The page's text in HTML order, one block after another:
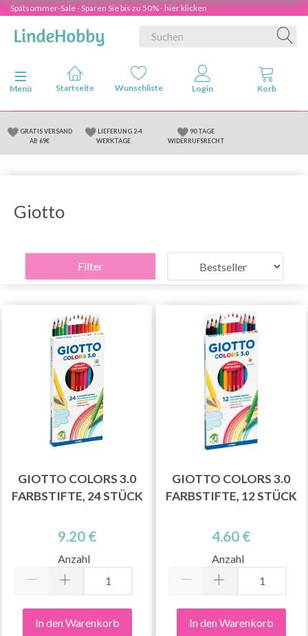
Spätsommer-Sale - Sparen Sie bis zu 50% - hier klicken
Anzeige ändern
Menü
GRATIS VERSAND
AB 69€
LIEFERUNG 2-4
WERKTAGE
90 TAGE
WIDERRUFSRECHT
Giotto
Filter
GIOTTO COLORS 3.0
FARBSTIFTE, 24 STÜCK
9.20 €
Anzahl
In den Warenkorb
GIOTTO COLORS 3.0
FARBSTIFTE, 12 STÜCK
4.60 €
Anzahl
In den Warenkorb